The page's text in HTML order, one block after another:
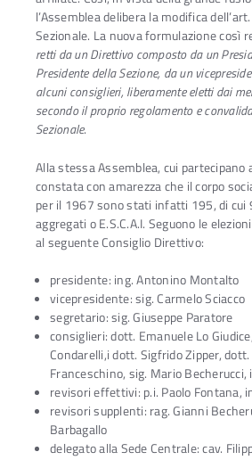
l’Assemblea delibera la modifica
Sezionale. La nuova formulazione così
retti da un Direttivo composto da un
Presidente della Sezione, da un
alcuni consiglieri, liberamente eletti dai
secondo il proprio regolamento e
Sezionale.
Alla stessa Assemblea, cui partecipano
constata con amarezza che il corpo
per il 1967 sono stati infatti 195, di cui
aggregati o E.S.C.A.I. Seguono le
al seguente Consiglio Direttivo:
presidente: ing. Antonino Montalto
vicepresidente: sig. Carmelo Sciacco
segretario: sig. Giuseppe Paratore
consiglieri: dott. Emanuele Lo
Condarelli,i dott. Sigfrido Zipper,
Franceschino, sig. Mario
revisori effettivi: p.i. Paolo Fontana,
revisori supplenti: rag. Gianni
Barbagallo
delegato alla Sede Centrale: cav.